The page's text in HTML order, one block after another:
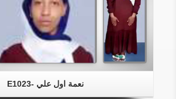
نعمة اول علي -E1023